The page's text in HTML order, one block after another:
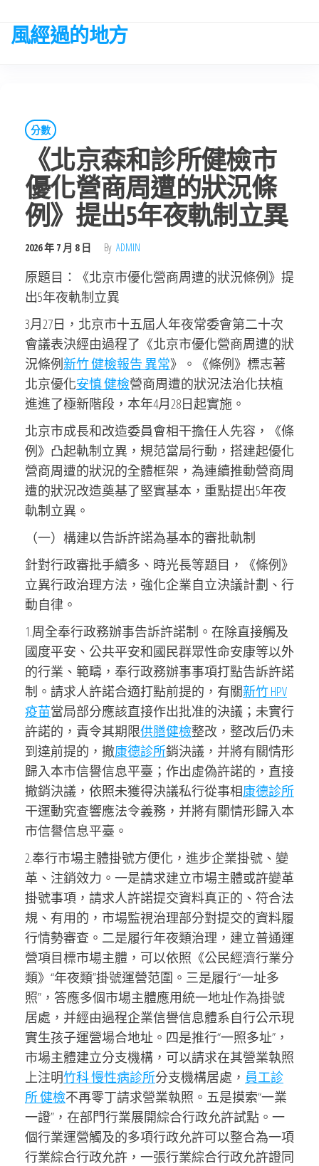
the
風經過的地方
分數
《北京森和診所健檢市
優化營商周遭的狀況條
例》提出5年夜軌制立異
2026 年 7 月 8 日 By ADMIN
原題目：《北京市優化營商周遭的狀況條例》提
出5年夜軌制立異
3月27日，北京市十五屆人年夜常委會第二十次
會議表決經由過程了《北京市優化營商周遭的狀
況條例新竹 健檢報告 異常》。《條例》標志著
北京優化安慎 健檢營商周遭的狀況法治化扶植
進進了極新階段，本年4月28日起實施。
北京市成長和改造委員會相干擔任人先容，《條
例》凸起軌制立異，規范當局行動，搭建起優化
營商周遭的狀況的全體框架，為連續推動營商周
遭的狀況改造奠基了堅實基本，重點提出5年夜
軌制立異。
（一）構建以告訴許諾為基本的審批軌制
針對行政審批手續多、時光長等題目，《條例》
立異行政治理方法，強化企業自立決議計劃、行
動自律。
1.周全奉行政務辦事告訴許諾制。在除直接觸及
國度平安、公共平安和國民群眾性命安康等以外
的行業、範疇，奉行政務辦事事項打點告訴許諾
制。請求人許諾合適打點前提的，有關新竹 HPV
疫苗當局部分應該直接作出批准的決議；未實行
許諾的，責令其期限供膳健檢整改，整改后仍未
到達前提的，撤康德診所銷決議，并將有關情形
歸入本市信譽信息平臺；作出虛偽許諾的，直接
撤銷決議，依照未獲得決議私行從事相康德診所
干運動究查響應法令義務，并將有關情形歸入本
市信譽信息平臺。
2.奉行市場主體掛號方便化，進步企業掛號、變
革、注銷效力。一是請求建立市場主體或許變革
掛號事項，請求人許諾提交資料真正的、符合法
規、有用的，市場監視治理部分對提交的資料履
行情勢審查。二是履行年夜類治理，建立普通運
營項目標市場主體，可以依照《公民經濟行業分
類》“年夜類”掛號運營范圍。三是履行“一址多
照”，答應多個市場主體應用統一地址作為掛號
居處，并經由過程企業信譽信息體系自行公示現
實生孩子運營場合地址。四是推行“一照多址”，
市場主體建立分支機構，可以請求在其營業執照
上注明竹科 慢性病診所分支機構居處， 員工診
所 健檢不再零丁請求營業執照。五是摸索“一業
一證”，在部門行業展開綜合行政允許試點。一
個行業運營觸及的多項行政允許可以整合為一項
行業綜合行政允許，一張行業綜合行政允許證同